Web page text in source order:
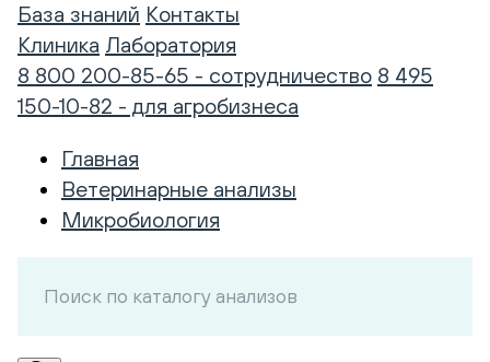
База знаний Контакты
Клиника Лаборатория
8 800 200-85-65 - сотрудничество 8 495
150-10-82 - для агробизнеса
Главная
Ветеринарные анализы
Микробиология